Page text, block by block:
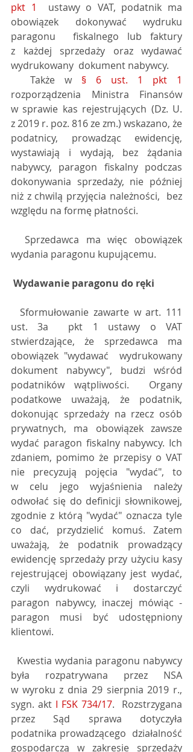
pkt 1
  ustawy o VAT, podatnik ma
obowiązek dokonywać wydruku
paragonu  fiskalnego lub faktury
z każdej sprzedaży oraz wydawać
wydrukowany  dokument nabywcy.
  Także w
§ 6 ust. 1 pkt 1
rozporządzenia Ministra Finansów
w sprawie kas rejestrujących (Dz. U.
z 2019 r. poz. 816 ze zm.) wskazano, że
podatnicy, prowadząc ewidencję,
wystawiają i wydają, bez żądania
nabywcy, paragon fiskalny podczas
dokonywania sprzedaży, nie później
niż z chwilą przyjęcia należności,  bez
względu na formę płatności.
  Sprzedawca ma więc obowiązek
wydania paragonu kupującemu.
Wydawanie paragonu do ręki
  Sformułowanie zawarte w art. 111
ust. 3a  pkt 1 ustawy o VAT
stwierdzające, że sprzedawca ma
obowiązek "wydawać  wydrukowany
dokument nabywcy", budzi wśród
podatników wątpliwości.  Organy
podatkowe uważają, że podatnik,
dokonując sprzedaży na rzecz osób
prywatnych, ma obowiązek zawsze
wydać paragon fiskalny nabywcy. Ich
zdaniem, pomimo że przepisy o VAT
nie precyzują pojęcia "wydać", to
w celu jego wyjaśnienia należy
odwołać się do definicji słownikowej,
zgodnie z którą "wydać" oznacza tyle
co dać, przydzielić komuś. Zatem
uważają, że podatnik prowadzący
ewidencję sprzedaży przy użyciu kasy
rejestrującej obowiązany jest wydać,
czyli wydrukować i dostarczyć
paragon nabywcy, inaczej mówiąc -
paragon musi być udostępniony
klientowi.
była rozpatrywana przez NSA
w wyroku z dnia 29 sierpnia 2019 r.,
sygn. akt I FSK 734/17.  Rozstrzygana
przez Sąd sprawa dotyczyła
podatnika prowadzącego  działalność
gospodarczą w zakresie sprzedaży